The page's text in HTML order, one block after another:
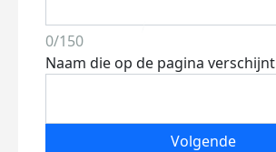
0/150
Naam die op de pagina verschijnt
Volgende